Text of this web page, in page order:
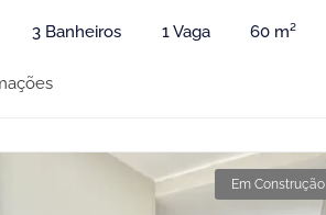
3 Banheiros 1 Vaga 60 m²
Em Construção